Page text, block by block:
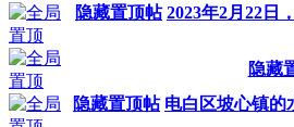
隐藏置顶帖 2023年2月22日
隐藏
隐藏置顶帖 电白区坡心镇的